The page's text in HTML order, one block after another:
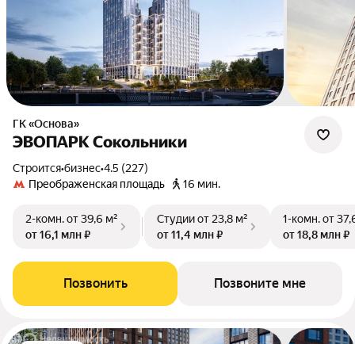
ГК «Основа»
ЭВОПАРК Сокольники
Строится•бизнес•4.5 (227)
Преображенская площадь
16 мин.
2-комн.от 39,6 м²
от 16,1 млн ₽
Студииот 23,8 м²
от 11,4 млн ₽
1-комн.от
от 18,8 млн ₽
Позвонить Позвоните мне